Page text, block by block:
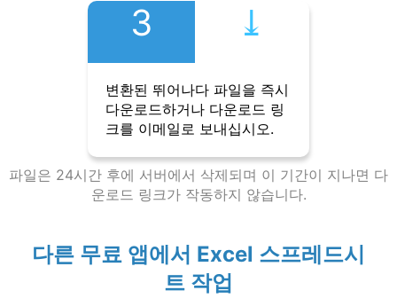
3 ⤓︎
변환된 뛰어나다 파일을 즉시
다운로드하거나 다운로드 링
크를 이메일로 보내십시오.
파일은 24시간 후에 서버에서 삭제되며 이 기간이 지나면 다
운로드 링크가 작동하지 않습니다.
다른 무료 앱에서 Excel 스프레드시
트 작업